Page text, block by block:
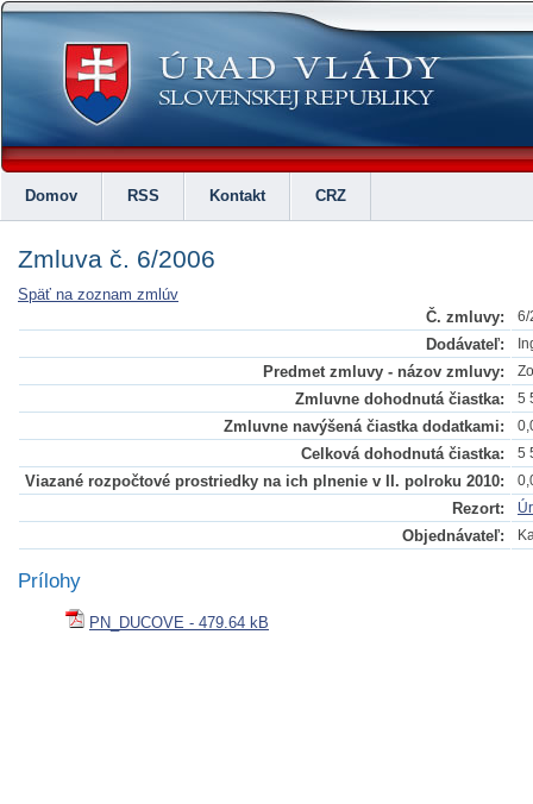
Domov RSS Kontakt CRZ
Zmluva č. 6/2006
Späť na zoznam zmlúv
Č. zmluvy:
6/
Dodávateľ:
Predmet zmluvy - názov zmluvy:
Zmluvne dohodnutá čiastka: 5
Zmluvne navýšená čiastka dodatkami:
Celková dohodnutá čiastka: 5
Viazané rozpočtové prostriedky na ich plnenie v II. polroku 2010:
Rezort:
Objednávateľ:
Prílohy
PN_DUCOVE - 479.64 kB